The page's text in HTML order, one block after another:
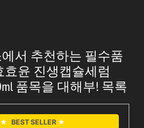
서 추천하는 필수품
효윤 진생캡슐세럼
품목을 대해부! 목록
★ BEST SELLER ★